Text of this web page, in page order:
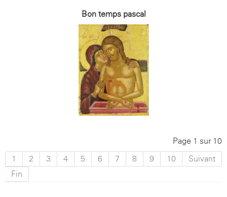
Bon temps pascal
Page 1 sur 10
1
2 3 4 5 6 7 8 9 10
Suivant
Fin